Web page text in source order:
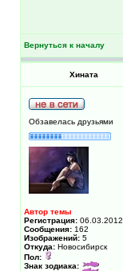
Вернуться к началу
Хината
Обзавелась друзьями
Автор темы
Регистрация: 06.03.2012
Сообщения: 162
Изображений: 5
Откуда: Новосибирск
Пол:
Знак зодиака: